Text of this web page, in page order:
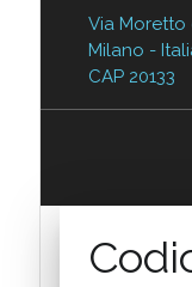
Via Moretto
Milano -
CAP 20133